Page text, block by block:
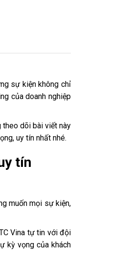
sự kiện không chỉ
của doanh nghiệp
theo dõi bài viết này
uy tín nhất nhé.
tín
muốn mọi sự kiện,
Vina tự tin với đội
kỳ vọng của khách